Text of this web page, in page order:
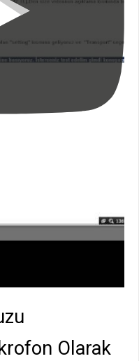
Olarak